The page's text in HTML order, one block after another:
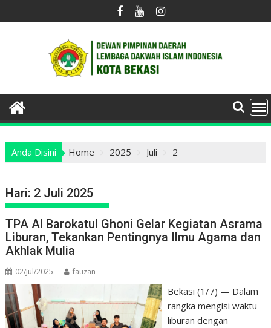
to
Anda Disini Home 2025 Juli 2
Hari: 2 Juli 2025
TPA Al Barokatul Ghoni Gelar Kegiatan Asrama
Liburan, Tekankan Pentingnya Ilmu Agama dan
Akhlak Mulia
02/Jul/2025 fauzan
Bekasi (1/7) — Dalam
rangka mengisi waktu
liburan dengan